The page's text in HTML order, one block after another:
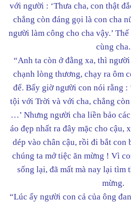
với người : ‘Thưa cha, con thật
chẳng còn đáng gọi là con cha
người làm công cho cha vậy.’
cùng cha.
“Anh ta còn ở đằng xa, thì
chạnh lòng thương, chạy ra ôm
để. Bấy giờ người con nói rằng :
tội với Trời và với cha, chẳng
…’ Nhưng người cha liền bảo
áo đẹp nhất ra đây mặc cho cậu,
dép vào chân cậu, rồi đi bắt con
chúng ta mở tiệc ăn mừng ! Vì
sống lại, đã mất mà nay lại tìm
mừng.
“Lúc ấy người con cả của ông